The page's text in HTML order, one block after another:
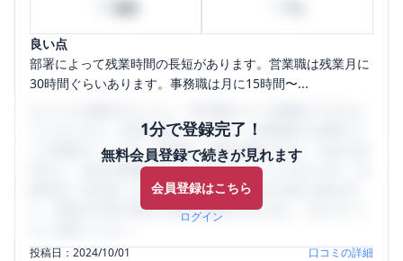
良い点
部署によって残業時間の長短があります。営業職は残業月に
30時間ぐらいあります。事務職は月に15時間〜...
1分で登録完了！
無料会員登録で続きが見れます
会員登録はこちら
ログイン
うになります。SHEHUB(シーハブ)は、女性限定の企業口コ
ミの投稿サイトです。給与面・女性の働きやすさ・会社の評
判など、女性の転職は気にすべき点がたくさんあります。先
輩社員（元社員）の口コミを通して、本当の会社の姿を知
り、将来の不安や現在の悩みを解消するために、ぜひサイト
投稿日：2024/10/01 口コミの詳細